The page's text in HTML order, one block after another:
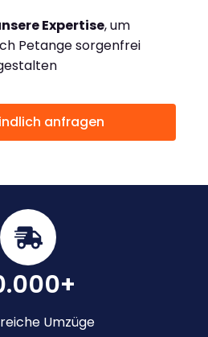
Expertise, um
Petange sorgenfrei
anfragen
Umzüge